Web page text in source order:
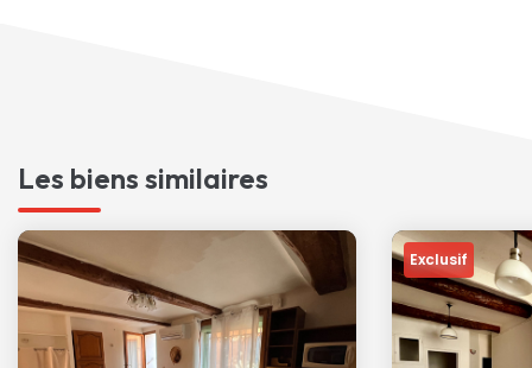
Les biens similaires
Exclusif